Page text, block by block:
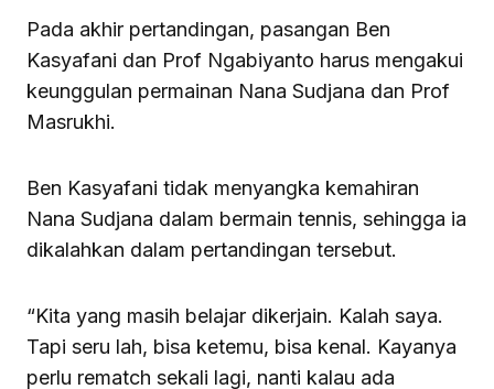
Pada akhir pertandingan, pasangan Ben
Kasyafani dan Prof Ngabiyanto harus mengakui
keunggulan permainan Nana Sudjana dan Prof
Masrukhi.
Ben Kasyafani tidak menyangka kemahiran
Nana Sudjana dalam bermain tennis, sehingga ia
dikalahkan dalam pertandingan tersebut.
“Kita yang masih belajar dikerjain. Kalah saya.
Tapi seru lah, bisa ketemu, bisa kenal. Kayanya
perlu rematch sekali lagi, nanti kalau ada